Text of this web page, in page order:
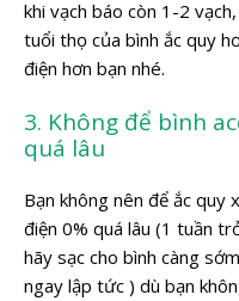
khi vạch báo còn 1-2
tuổi thọ của bình ắc quy
điện hơn bạn nhé.
3. Không để bình
quá lâu
Bạn không nên để ắc
điện 0% quá lâu (1 tuần
hãy sạc cho bình càng
ngay lập tức ) dù bạn